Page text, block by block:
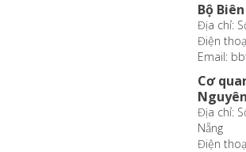
Bộ
Địa chỉ:
Điện
Email:
Cơ
Địa chỉ:
Nẵng
Điện